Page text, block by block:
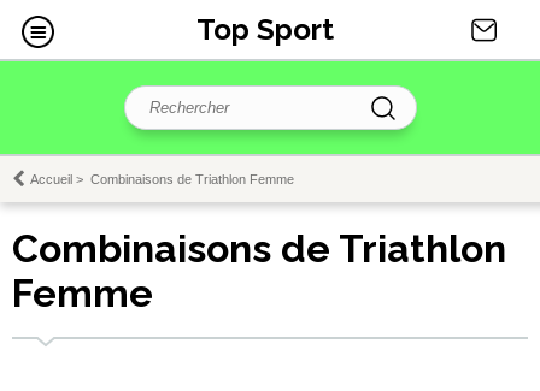
Top Sport
Accueil > Combinaisons de Triathlon Femme
Combinaisons de Triathlon
Femme